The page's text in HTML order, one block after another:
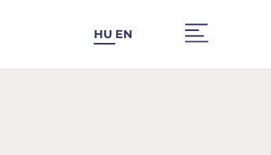
HU EN